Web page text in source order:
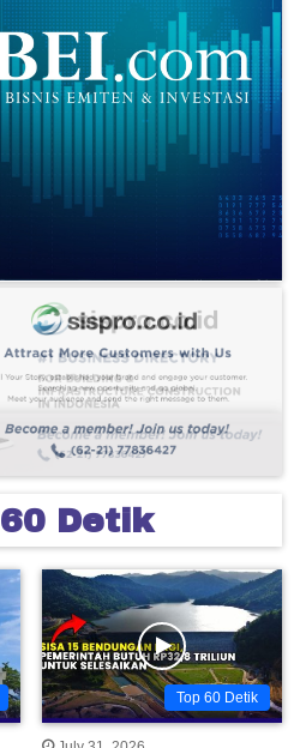
60 Detik
Top 60 Detik